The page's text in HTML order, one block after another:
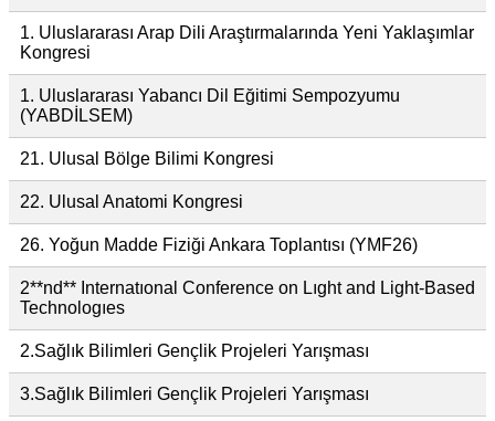
1. Uluslararası Arap Dili Araştırmalarında Yeni Yaklaşımlar
Kongresi
1. Uluslararası Yabancı Dil Eğitimi Sempozyumu
(YABDİLSEM)
21. Ulusal Bölge Bilimi Kongresi
22. Ulusal Anatomi Kongresi
26. Yoğun Madde Fiziği Ankara Toplantısı (YMF26)
2**nd** Internatıonal Conference on Lıght and Light-Based
Technologıes
2.Sağlık Bilimleri Gençlik Projeleri Yarışması
3.Sağlık Bilimleri Gençlik Projeleri Yarışması